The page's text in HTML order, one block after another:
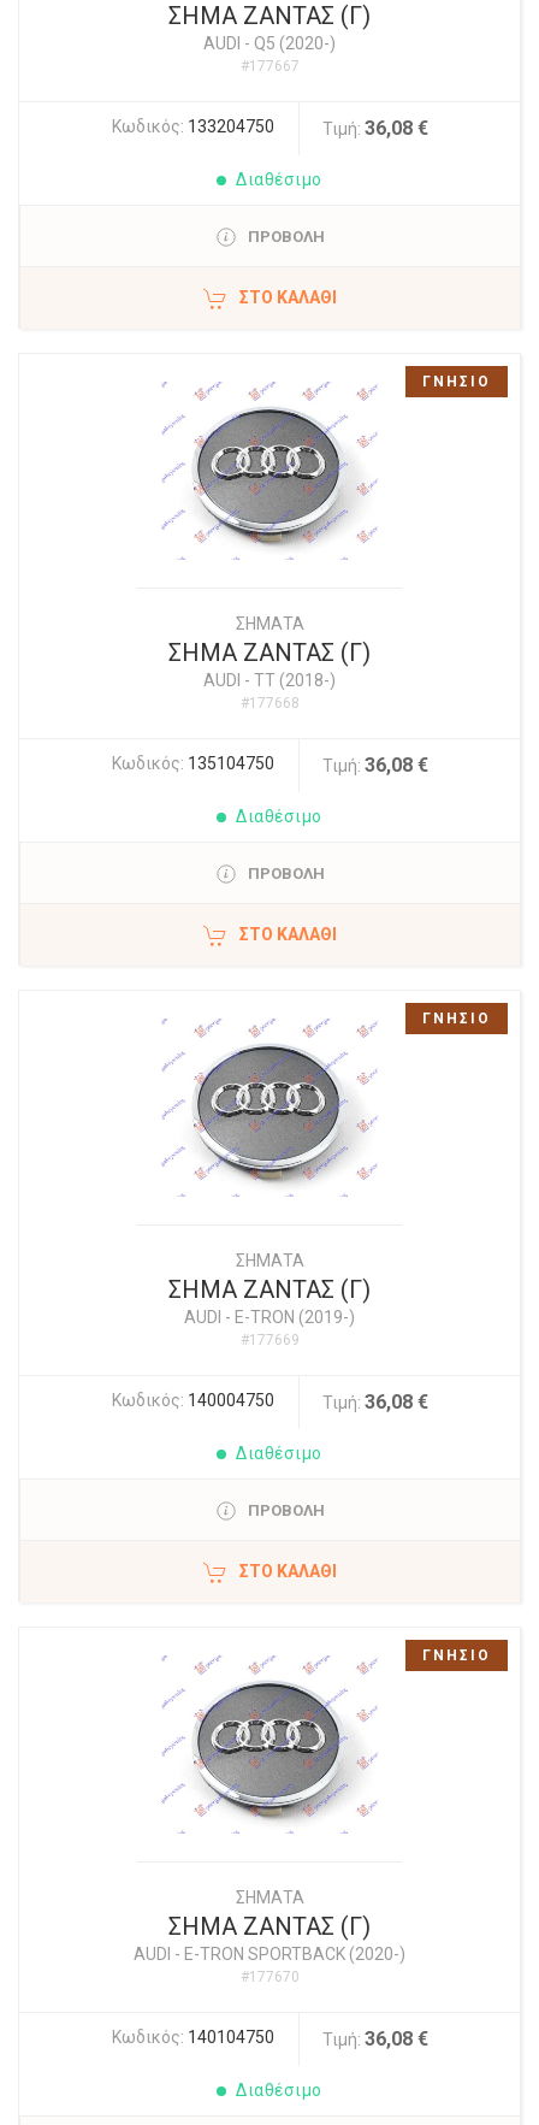
ΣΗΜΑ ΖΑΝΤΑΣ (Γ)
AUDI - Q5 (2020-)
#177667
Κωδικός: 133204750 Τιμή: 36,08 €
Διαθέσιμο
ΠΡΟΒΟΛΗ
ΣΤΟ ΚΑΛΆΘΙ
ΣΗΜΑΤΑ
ΣΗΜΑ ΖΑΝΤΑΣ (Γ)
AUDI - TT (2018-)
#177668
Κωδικός: 135104750 Τιμή: 36,08 €
Διαθέσιμο
ΠΡΟΒΟΛΗ
ΣΤΟ ΚΑΛΆΘΙ
ΓΝΗΣΙΟ
ΣΗΜΑΤΑ
ΣΗΜΑ ΖΑΝΤΑΣ (Γ)
AUDI - E-TRON (2019-)
#177669
Κωδικός: 140004750 Τιμή: 36,08 €
Διαθέσιμο
ΠΡΟΒΟΛΗ
ΣΤΟ ΚΑΛΆΘΙ
ΓΝΗΣΙΟ
ΣΗΜΑΤΑ
ΣΗΜΑ ΖΑΝΤΑΣ (Γ)
AUDI - E-TRON SPORTBACK (2020-)
#177670
Κωδικός: 140104750 Τιμή: 36,08 €
Διαθέσιμο
ΓΝΗΣΙΟ